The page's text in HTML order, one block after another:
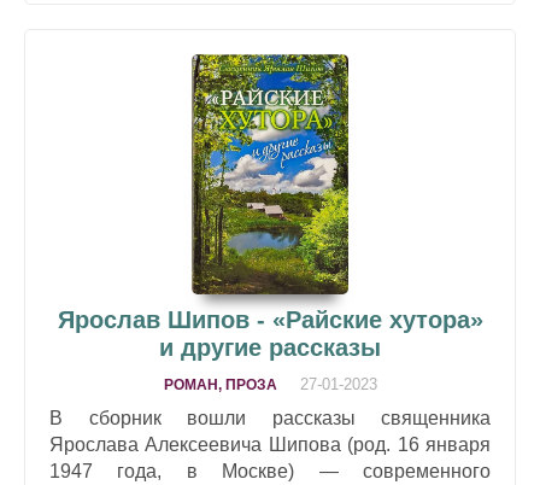
Ярослав Шипов - «Райские хутора»
и другие рассказы
РОМАН, ПРОЗА 27-01-2023
В сборник вошли рассказы священника
Ярослава Алексеевича Шипова (род. 16 января
1947 года, в Москве) — современного